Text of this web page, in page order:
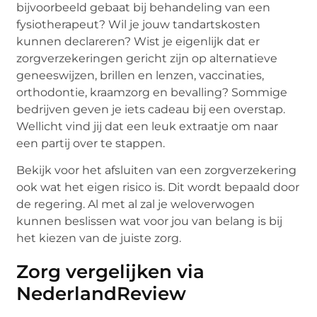
bijvoorbeeld gebaat bij behandeling van een
fysiotherapeut? Wil je jouw tandartskosten
kunnen declareren? Wist je eigenlijk dat er
zorgverzekeringen gericht zijn op alternatieve
geneeswijzen, brillen en lenzen, vaccinaties,
orthodontie, kraamzorg en bevalling? Sommige
bedrijven geven je iets cadeau bij een overstap.
Wellicht vind jij dat een leuk extraatje om naar
een partij over te stappen.
Bekijk voor het afsluiten van een zorgverzekering
ook wat het eigen risico is. Dit wordt bepaald door
de regering. Al met al zal je weloverwogen
kunnen beslissen wat voor jou van belang is bij
het kiezen van de juiste zorg.
Zorg vergelijken via
NederlandReview